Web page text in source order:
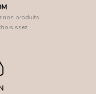
nos produits.